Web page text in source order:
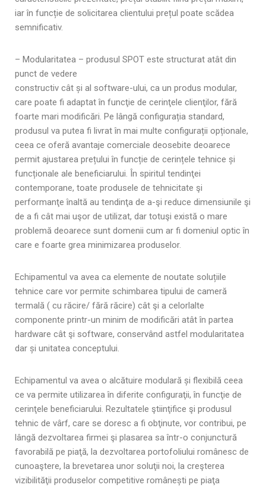
iar în funcție de solicitarea clientului prețul poate scădea
semnificativ.
– Modularitatea – produsul SPOT este structurat atât din
punct de vedere
constructiv cât și al software-ului, ca un produs modular,
care poate fi adaptat în funcţie de cerinţele clienţilor, fără
foarte mari modificări. Pe lângă configurația standard,
produsul va putea fi livrat în mai multe configurații opționale,
ceea ce oferă avantaje comerciale deosebite deoarece
permit ajustarea prețului în funcție de cerințele tehnice și
funcționale ale beneficiarului. În spiritul tendinţei
contemporane, toate produsele de tehnicitate şi
performanţe înaltă au tendinţa de a-şi reduce dimensiunile şi
de a fi cât mai uşor de utilizat, dar totuşi există o mare
problemă deoarece sunt domenii cum ar fi domeniul optic în
care e foarte grea minimizarea produselor.
Echipamentul va avea ca elemente de noutate soluțiile
tehnice care vor permite schimbarea tipului de cameră
termală ( cu răcire/ fără răcire) cât şi a celorlalte
componente printr-un minim de modificări atât în partea
hardware cât şi software, conservând astfel modularitatea
dar și unitatea conceptului.
Echipamentul va avea o alcătuire modulară și flexibilă ceea
ce va permite utilizarea în diferite configuraţii, în funcţie de
cerinţele beneficiarului. Rezultatele ştiinţifice şi produsul
tehnic de vârf, care se doresc a fi obţinute, vor contribui, pe
lângă dezvoltarea firmei şi plasarea sa într-o conjunctură
favorabilă pe piaţă, la dezvoltarea portofoliului românesc de
cunoaştere, la brevetarea unor soluţii noi, la creşterea
vizibilităţii produselor competitive românești pe piaţa